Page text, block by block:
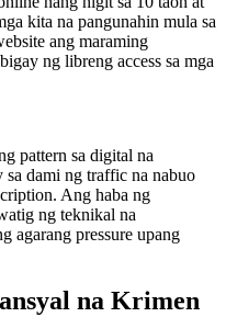
kita na pangunahin mula sa
ang maraming
ng libreng access sa mga
pattern sa digital na
sa dami ng traffic na nabuo
Ang haba ng
ng teknikal na
agarang pressure upang
na Krimen